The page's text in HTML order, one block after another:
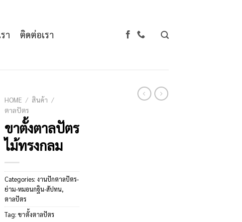
า ติดต่อเรา
HOME / สินค้า /
ตาลปัตร
ขาตั้งตาลปัตร
ไม้ทรงกลม
Categories: งานปักตาลปัตร-
ย่าม-หมอนกฐิน-สัปทน,
ตาลปัตร
Tag: ขาตั้งตาลปัตร